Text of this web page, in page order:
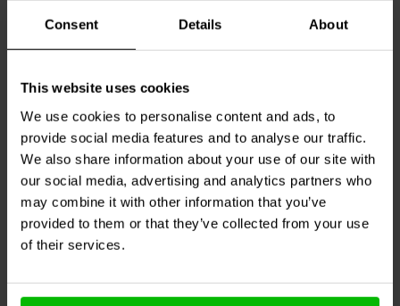
Consent Details About
This website uses cookies
We use cookies to personalise content and ads, to
provide social media features and to analyse our traffic.
We also share information about your use of our site with
our social media, advertising and analytics partners who
may combine it with other information that you’ve
provided to them or that they’ve collected from your use
of their services.
AH-61
Universalgehäuse |
Silber | 65 x 36,5 x 107
mm
1
klantbeoordelingen
Vergleichen
3 Auf Lager
Monacor
AH-61/SW
Universalgehäuse |
Schwarz | 65 x 36,5 x 107
mm
0
klantbeoordelingen
Vergleichen